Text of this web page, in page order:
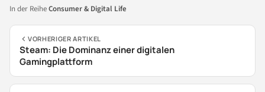
In der ReiheConsumer & Digital Life
VORHERIGER ARTIKEL
Steam: Die Dominanz einer digitalen
Gamingplattform